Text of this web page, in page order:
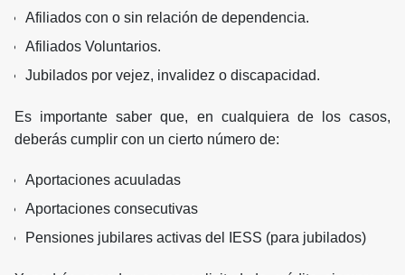
Afiliados con o sin relación de dependencia.
Afiliados Voluntarios.
Jubilados por vejez, invalidez o discapacidad.
Es importante saber que, en cualquiera de los casos,
deberás cumplir con un cierto número de:
Aportaciones acuuladas
Aportaciones consecutivas
Pensiones jubilares activas del IESS (para jubilados)